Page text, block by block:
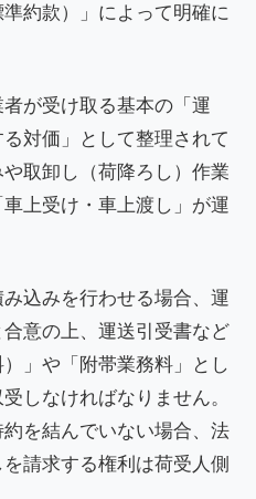
約款）」によって明確に
が受け取る基本の「運
対価」として整理されて
取卸し（荷降ろし）作業
上受け・車上渡し」が運
込みを行わせる場合、運
意の上、運送引受書など
」や「附帯業務料」とし
しなければなりません。
を結んでいない場合、法
請求する権利は荷受人側